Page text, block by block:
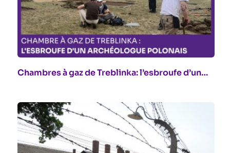
Chambres à gaz de Treblinka: l’esbroufe d’un…